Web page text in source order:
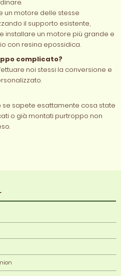
un motore delle stesse
il supporto esistente,
installare un motore più grande e
con resina epossidica.
complicato?
noi stessi la conversione e
se sapete esattamente cosa state
o già montati purtroppo non